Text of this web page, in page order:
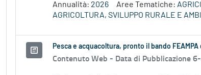
Annualità: 2026 Aree Tematiche:
AGRICOLTURA, SVILUPPO RURALE E
Pesca e acquacoltura, pronto il bando
Contenuto Web - Data di Pubblicazione